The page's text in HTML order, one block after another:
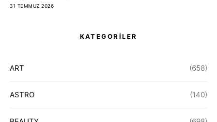
31 TEMMUZ 2026
KATEGORİLER
ART (658)
ASTRO (140)